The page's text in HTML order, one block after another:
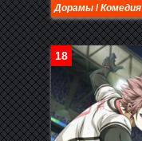
Дорамы /Комедия
18